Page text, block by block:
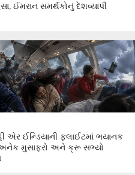
ઈમરાન સમર્થકોનું દેશવ્યાપી
એર ઈન્ડિયાની ફ્લાઈટમાં ભયાનક
મુસાફરો અને ક્રૂ સભ્યો